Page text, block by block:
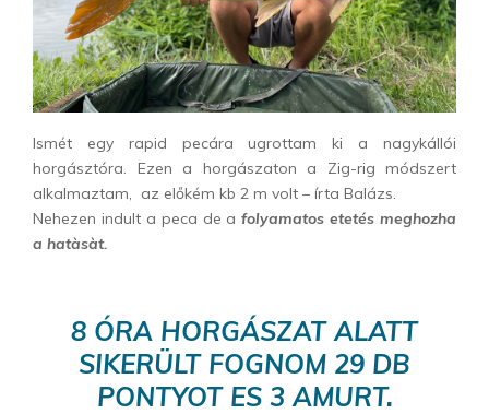
Ismét egy rapid pecára ugrottam ki a nagykállói
horgásztóra. Ezen a horgászaton a Zig-rig módszert
alkalmaztam, az előkém kb 2 m volt – írta Balázs.
Nehezen indult a peca de afolyamatos etetés meghozha
a hatàsàt.
8 ÓRA HORGÁSZAT ALATT
SIKERÜLT FOGNOM 29 DB
PONTYOT ES 3 AMURT.